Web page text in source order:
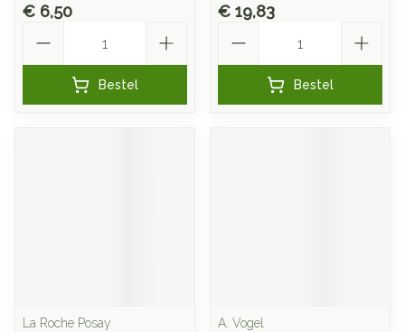
€ 6,50
Bestel
€ 19,83
Bestel
La Roche Posay
A. Vogel